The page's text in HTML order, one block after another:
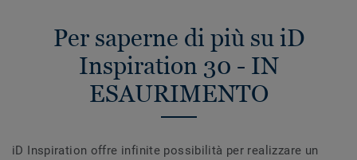
Per saperne di più su iD
Inspiration 30 - IN
ESAURIMENTO
iD Inspiration offre infinite possibilità per realizzare un